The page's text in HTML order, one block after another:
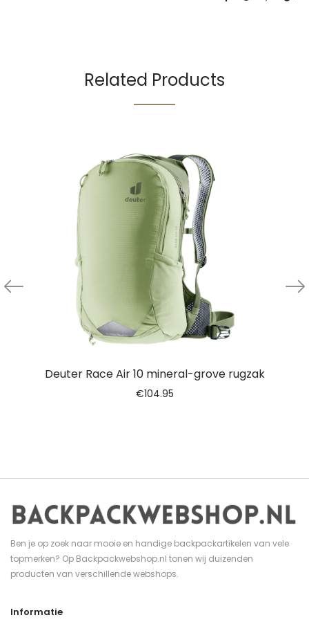
Related Products
Deuter Race Air 10 mineral-grove rugzak
€104.95
Ben je op zoek naar mooie en handige backpackartikelen van vele
topmerken? Op Backpackwebshop.nl tonen wij duizenden
producten van verschillende webshops.
Informatie